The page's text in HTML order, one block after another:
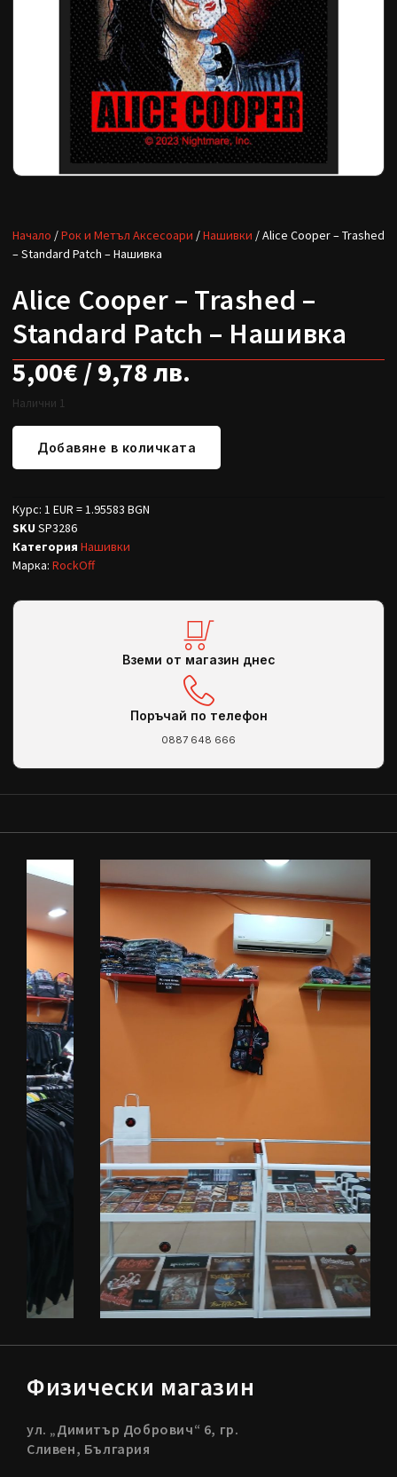
Начало /Рок и Метъл Аксесоари /Нашивки / Alice Cooper – Trashed
– Standard Patch – Нашивка
Alice Cooper – Trashed –
Standard Patch – Нашивка
5,00€/ 9,78 лв.
Налични 1
Добавяне в количката
Курс: 1 EUR = 1.95583 BGN
SKU SP3286
Категория Нашивки
Марка: RockOff
Вземи от магазин днес
Поръчай по телефон
0887 648 666
Физически магазин
ул. „Димитър Добрович“ 6, гр.
Сливен, България